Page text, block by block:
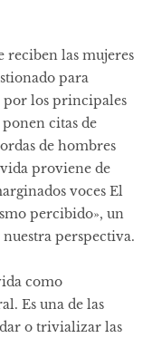
reciben las mujeres
para
por los principales
citas de
de hombres
proviene de
voces El
percibido», un
perspectiva.
como
Es una de las
o trivializar las